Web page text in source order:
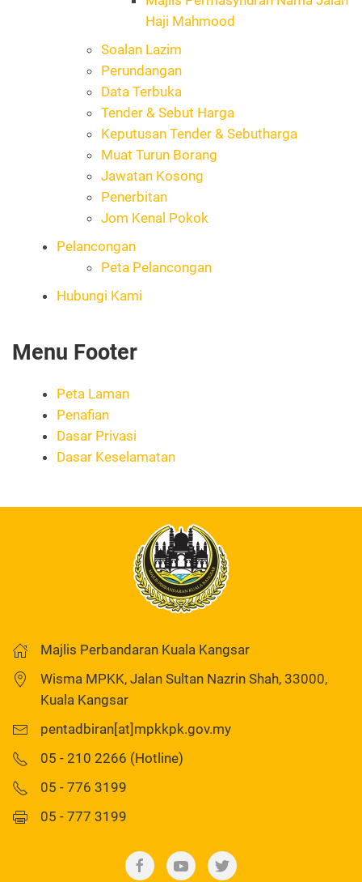
Haji Mahmood
Soalan Lazim
Perundangan
Data Terbuka
Tender & Sebut Harga
Keputusan Tender & Sebutharga
Muat Turun Borang
Jawatan Kosong
Penerbitan
Jom Kenal Pokok
Pelancongan
Peta Pelancongan
Hubungi Kami
Menu Footer
Peta Laman
Penafian
Dasar Privasi
Dasar Keselamatan
Majlis Perbandaran Kuala Kangsar
Wisma MPKK, Jalan Sultan Nazrin Shah, 33000,
Kuala Kangsar
pentadbiran[at]mpkkpk.gov.my
05 - 210 2266 (Hotline)
05 - 776 3199
05 - 777 3199